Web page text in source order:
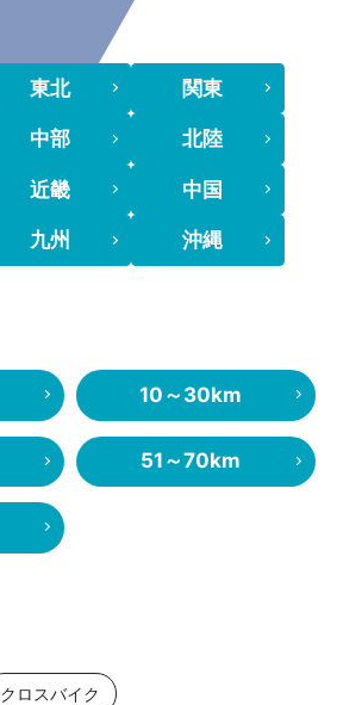
東北 関東
中部 北陸
近畿 中国
九州 沖縄
10～30km
51～70km
クロスバイク